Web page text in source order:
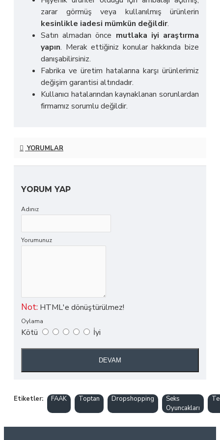
zarar görmüş veya kullanılmış ürünlerin
kesinlikle iadesi mümkün değildir.
Satın almadan önce mutlaka iyi araştırma
yapın. Merak ettiğiniz konular hakkında bize
danışabilirsiniz.
Fabrika ve üretim hatalarına karşı ürünlerimiz
değişim garantisi altındadır.
Kullanıcı hatalarından kaynaklanan sorunlardan
firmamız sorumlu değildir.
YORUMLAR
YORUM YAP
Adınız
Yorumunuz
Not: HTML'e dönüştürülmez!
Oylama
Kötü İyi
DEVAM
Etiketler: FAAK Toptan Dropshopping
Seks
Oyuncakları